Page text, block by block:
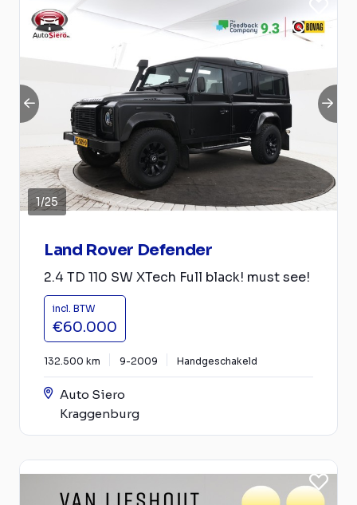
1/25
Land Rover Defender
2.4 TD 110 SW XTech Full black! must see!
incl. BTW
€60.000
132.500 km 9-2009 Handgeschakeld
Auto Siero
Kraggenburg